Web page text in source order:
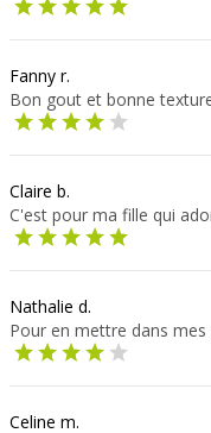
Fanny r.
Bon gout et bonne
Claire b.
C'est pour ma fille qui
Nathalie d.
Pour en mettre dans
Celine m.